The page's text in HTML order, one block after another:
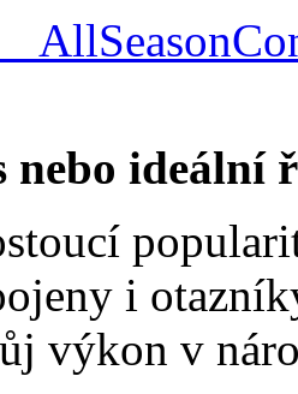
ideální
i
výkon v